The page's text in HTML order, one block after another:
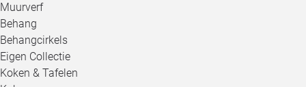
Muurverf
Behang
Behangcirkels
Eigen Collectie
Koken & Tafelen